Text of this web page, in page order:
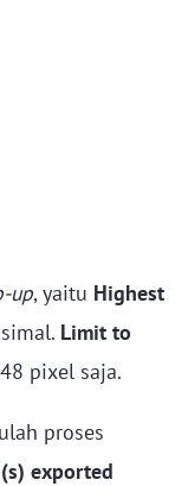
up, yaitu Highest
Limit to
pixel saja.
proses
exported